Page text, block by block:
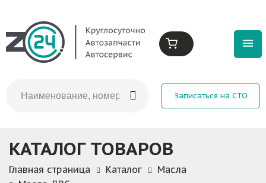
Записаться на СТО
КАТАЛОГ ТОВАРОВ
Главная страница Каталог
Масла